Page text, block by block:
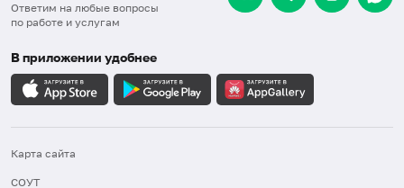
Ответим на любые вопросы
по работе и услугам
В приложении удобнее
Карта сайта
СОУТ